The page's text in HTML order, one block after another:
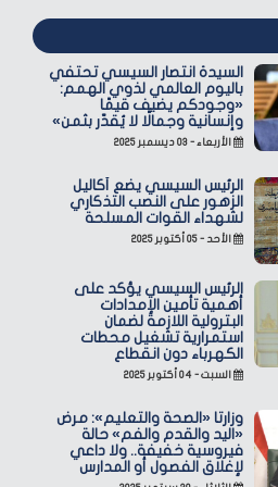
السيدة انتصار السيسي تحتفي
باليوم العالمي لذوي الهمم:
«وجودكم يضيف قيمًا
وإنسانية وجمالًا لا يُقدّر بثمن»
الأربعاء - ٠٣ ديسمبر ٢٠٢٥
الرئيس السيسي يضع أكاليل
الزهور على النصب التذكاري
لشهداء القوات المسلحة
الأحد - ٠٥ أكتوبر ٢٠٢٥
الرئيس السيسي يؤكد على
أهمية تأمين الإمدادات
البترولية اللازمة لضمان
استمرارية تشغيل محطات
الكهرباء دون انقطاع
السبت - ٠٤ أكتوبر ٢٠٢٥
وزارتا «الصحة والتعليم»: مرض
«اليد والقدم والفم» حالة
فيروسية خفيفة.. ولا داعي
لإغلاق الفصول أو المدارس